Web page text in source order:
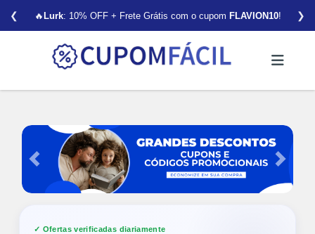
❮ 🔥Lurk: 10% OFF + Frete Grátis com o cupom FLAVION10! ❯
Anterior
Ofertas verificadas diariamente